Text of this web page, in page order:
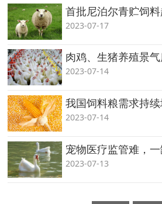
首批尼泊尔青贮饲
2023-07-17
2023-07-14
2023-07-14
2023-07-13